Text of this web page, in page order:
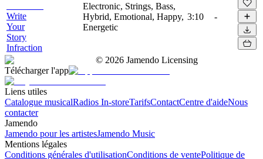
Write
Your
Story
Infraction
Electronic, Strings, Bass,
Hybrid, Emotional, Happy,
Energetic
3:10 -
© 2026 Jamendo Licensing
Télécharger l'app
Liens utiles
Catalogue musicalRadios In-storeTarifsContactCentre d'aideNous
contacter
Jamendo
Jamendo pour les artistesJamendo Music
Mentions légales
Conditions générales d'utilisationConditions de ventePolitique de